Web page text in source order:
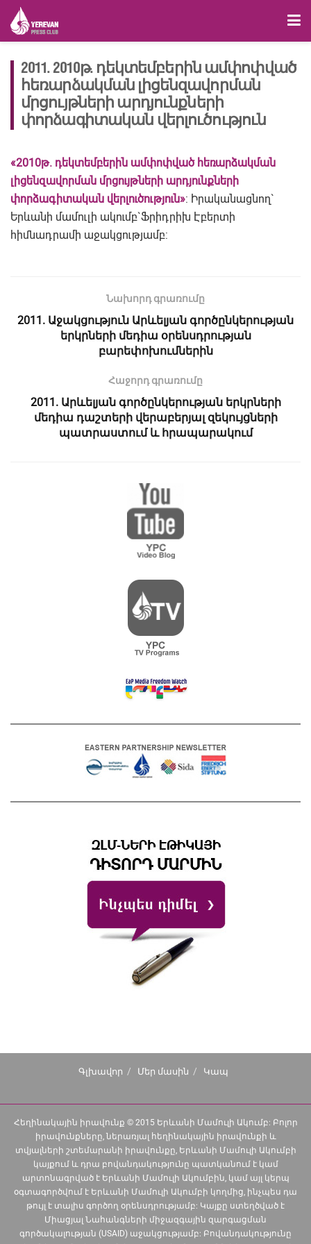
2011. 2010թ. դեկտեմբերին ամփոփված
հեռարձակման լիցենզավորման
մրցույթների արդյունքների
փորձագիտական վերլուծություն
«2010թ. դեկտեմբերին ամփոփված հեռարձակման
լիցենզավորման մրցույթների արդյունքների
փորձագիտական վերլուծություն»: Իրականացնող`
Երևանի մամուլի ակումբ`Ֆրիդրիխ Էբերտի
հիմնադրամի աջակցությամբ:
Նախորդ գրառումը
2011. Աջակցություն Արևելյան գործընկերության
երկրների մեդիա օրենսդրության
բարեփոխումներին
Հաջորդ գրառումը
2011. Արևելյան գործընկերության երկրների
մեդիա դաշտերի վերաբերյալ զեկույցների
պատրաստում և հրապարակում
Գլխավոր Մեր մասին Կապ
Հեղինակային իրավունք © 2015 Երևանի Մամուլի Ակումբ: Բոլոր
իրավունքները, ներառյալ հեղինակային իրավունքի և
տվյալների շտեմարանի իրավունքը, Երևանի Մամուլի Ակումբի
կայքում և դրա բովանդակությունը պատկանում է կամ
արտոնագրված է Երևանի Մամուլի Ակումբին, կամ այլ կերպ
օգտագործվում է Երևանի Մամուլի Ակումբի կողմից, ինչպես դա
թույլ է տալիս գործող օրենսդրությամբ: Կայքը ստեղծված է
Միացյալ Նահանգների միջազգային զարգացման
գործակալության (USAID) աջակցությամբ: Բովանդակությունը